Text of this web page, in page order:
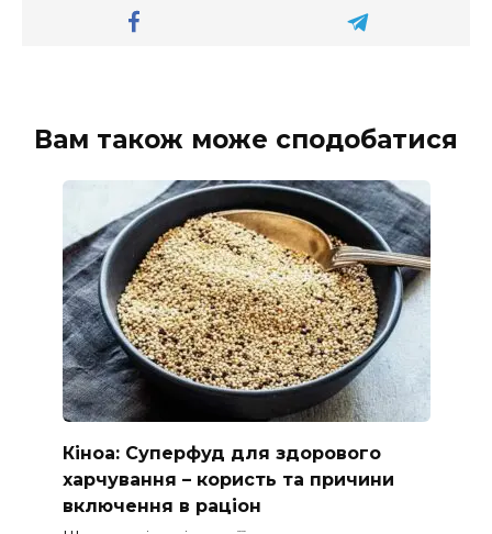
Вам також може сподобатися
Кіноа: Суперфуд для здорового
харчування – користь та причини
включення в раціон